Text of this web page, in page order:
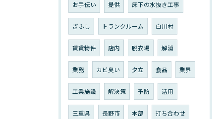
お手伝い 提供 床下の水抜き工事
ぎふし トランクルーム 白川村
賃貸物件 店内 脱衣場 解消
業務 カビ臭い 夕立 食品 業界
工業施設 解決策 予防 活用
三重県 長野市 本部 打ち合わせ